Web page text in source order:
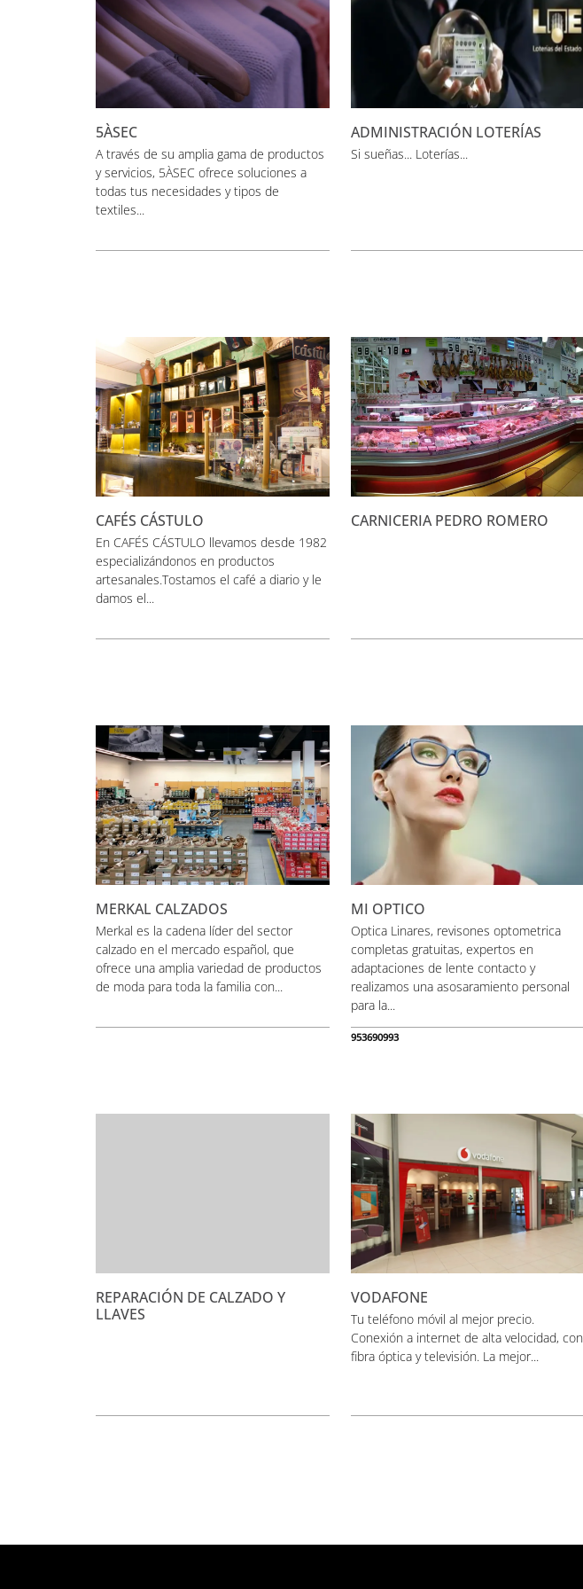
5ÀSEC
A través de su amplia gama de productos
y servicios, 5ÀSEC ofrece soluciones a
todas tus necesidades y tipos de
textiles...
ADMINISTRACIÓN LOTERÍAS
Si sueñas... Loterías...
CAFÉS CÁSTULO
En CAFÉS CÁSTULO llevamos desde 1982
especializándonos en productos
artesanales.Tostamos el café a diario y le
damos el...
CARNICERIA PEDRO ROMERO
MERKAL CALZADOS
Merkal es la cadena líder del sector
calzado en el mercado español, que
ofrece una amplia variedad de productos
de moda para toda la familia con...
MI OPTICO
Optica Linares, revisones optometrica
completas gratuitas, expertos en
adaptaciones de lente contacto y
realizamos una asosaramiento personal
para la...
953690993
REPARACIÓN DE CALZADO Y
LLAVES
VODAFONE
Tu teléfono móvil al mejor precio.
Conexión a internet de alta velocidad, con
fibra óptica y televisión. La mejor...